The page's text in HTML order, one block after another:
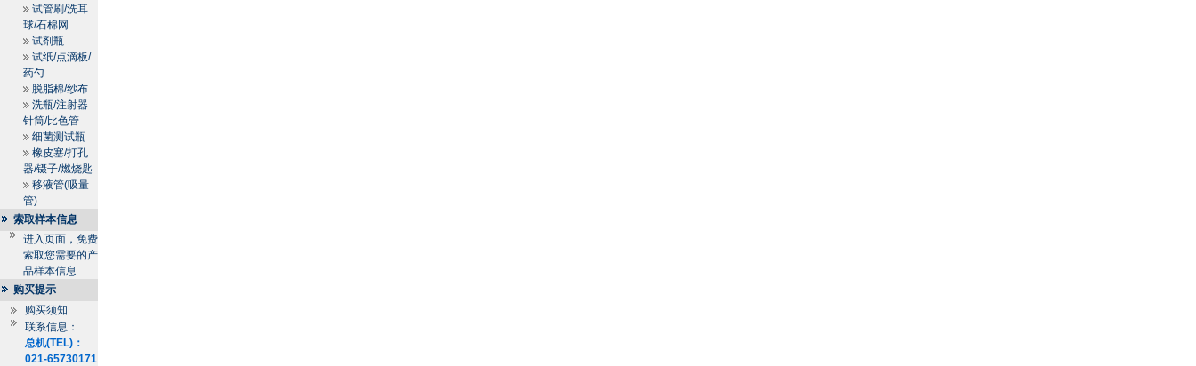
试管刷/洗耳
球/石棉网
试剂瓶
试纸/点滴板/
药勺
脱脂棉/纱布
洗瓶/注射器
针筒/比色管
细菌测试瓶
橡皮塞/打孔
器/镊子/燃烧匙
移液管(吸量
管)
索取样本信息
进入页面，免费
索取您需要的产
品样本信息
购买提示
购买须知
联系信息：
总机(TEL)：
021-65730171